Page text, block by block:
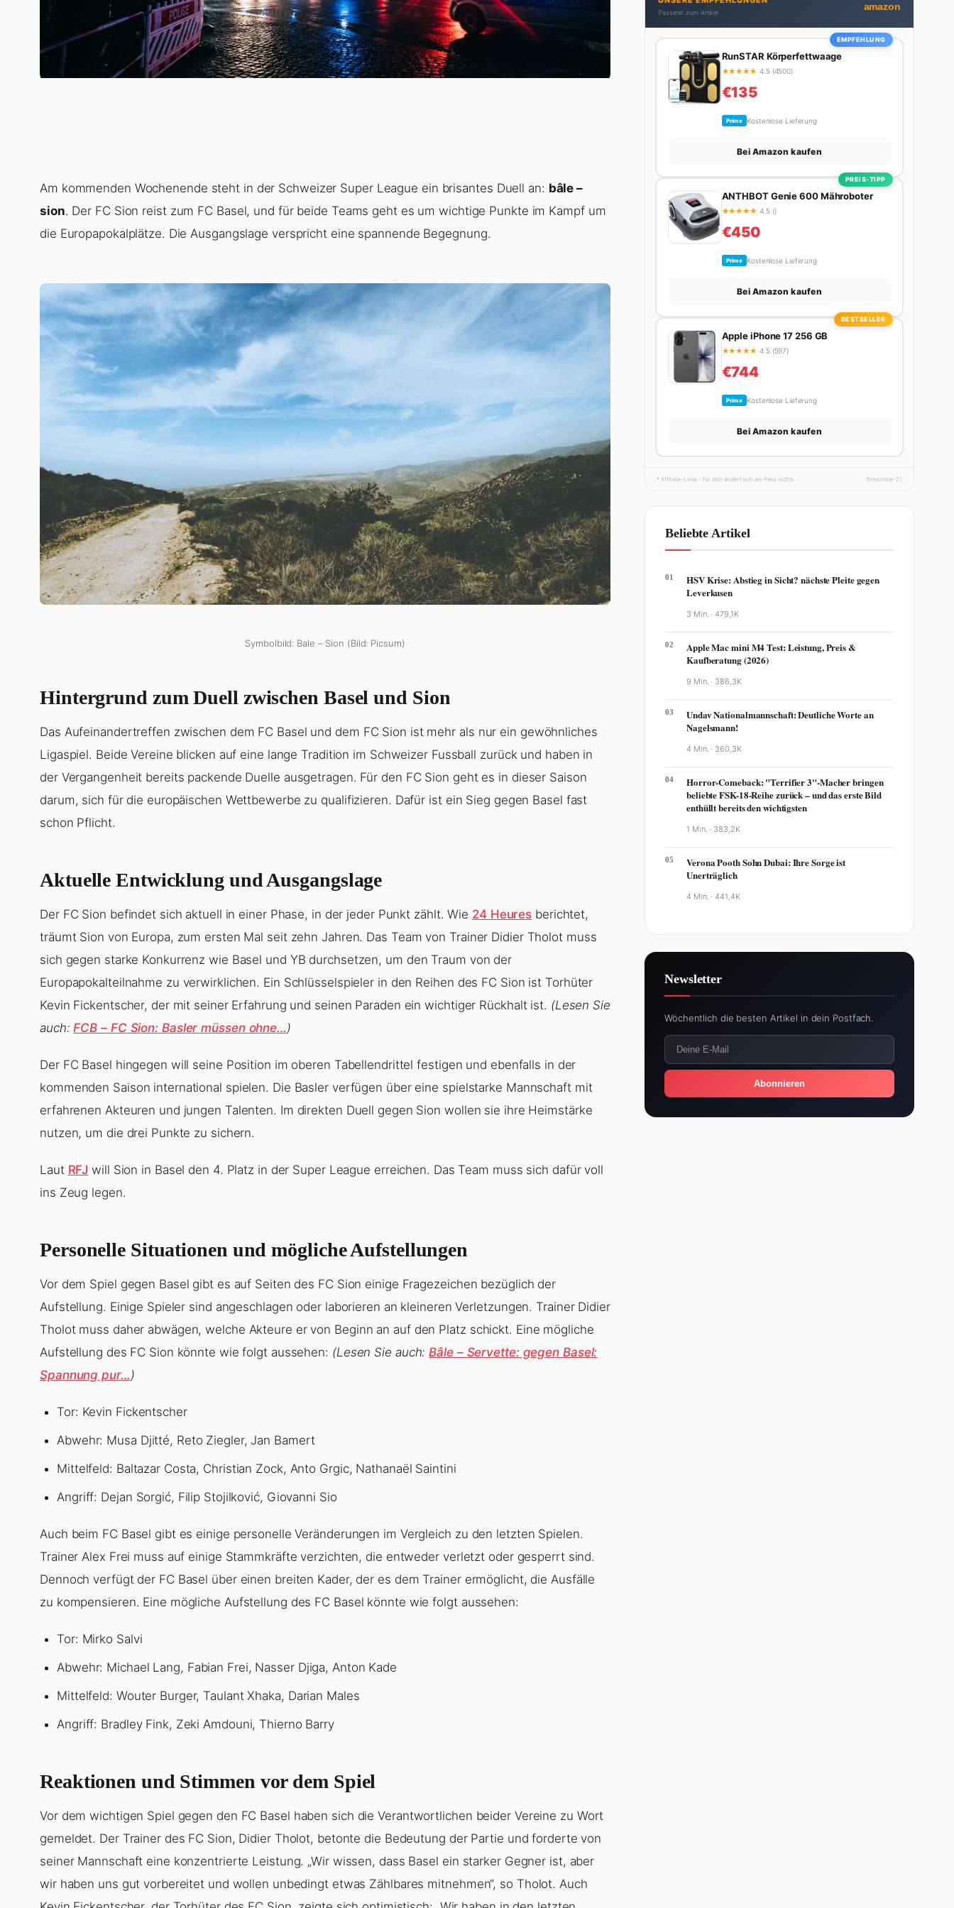
Am kommenden Wochenende steht in der Schweizer Super League ein brisantes Duell an: bâle –
sion. Der FC Sion reist zum FC Basel, und für beide Teams geht es um wichtige Punkte im Kampf um
die Europapokalplätze. Die Ausgangslage verspricht eine spannende Begegnung.
Symbolbild: Bale – Sion (Bild: Picsum)
Hintergrund zum Duell zwischen Basel und Sion
Das Aufeinandertreffen zwischen dem FC Basel und dem FC Sion ist mehr als nur ein gewöhnliches
Ligaspiel. Beide Vereine blicken auf eine lange Tradition im Schweizer Fussball zurück und haben in
der Vergangenheit bereits packende Duelle ausgetragen. Für den FC Sion geht es in dieser Saison
darum, sich für die europäischen Wettbewerbe zu qualifizieren. Dafür ist ein Sieg gegen Basel fast
schon Pflicht.
Aktuelle Entwicklung und Ausgangslage
Der FC Sion befindet sich aktuell in einer Phase, in der jeder Punkt zählt. Wie 24 Heures berichtet,
träumt Sion von Europa, zum ersten Mal seit zehn Jahren. Das Team von Trainer Didier Tholot muss
sich gegen starke Konkurrenz wie Basel und YB durchsetzen, um den Traum von der
Europapokalteilnahme zu verwirklichen. Ein Schlüsselspieler in den Reihen des FC Sion ist Torhüter
Kevin Fickentscher, der mit seiner Erfahrung und seinen Paraden ein wichtiger Rückhalt ist. (Lesen Sie
auch:FCB – FC Sion: Basler müssen ohne… )
Der FC Basel hingegen will seine Position im oberen Tabellendrittel festigen und ebenfalls in der
kommenden Saison international spielen. Die Basler verfügen über eine spielstarke Mannschaft mit
erfahrenen Akteuren und jungen Talenten. Im direkten Duell gegen Sion wollen sie ihre Heimstärke
nutzen, um die drei Punkte zu sichern.
Laut RFJ will Sion in Basel den 4. Platz in der Super League erreichen. Das Team muss sich dafür voll
ins Zeug legen.
Personelle Situationen und mögliche Aufstellungen
Vor dem Spiel gegen Basel gibt es auf Seiten des FC Sion einige Fragezeichen bezüglich der
Aufstellung. Einige Spieler sind angeschlagen oder laborieren an kleineren Verletzungen. Trainer Didier
Tholot muss daher abwägen, welche Akteure er von Beginn an auf den Platz schickt. Eine mögliche
Aufstellung des FC Sion könnte wie folgt aussehen: (Lesen Sie auch:Bâle – Servette: gegen Basel:
Spannung pur… )
Tor: Kevin Fickentscher
Abwehr: Musa Djitté, Reto Ziegler, Jan Bamert
Mittelfeld: Baltazar Costa, Christian Zock, Anto Grgic, Nathanaël Saintini
Angriff: Dejan Sorgić, Filip Stojilković, Giovanni Sio
Auch beim FC Basel gibt es einige personelle Veränderungen im Vergleich zu den letzten Spielen.
Trainer Alex Frei muss auf einige Stammkräfte verzichten, die entweder verletzt oder gesperrt sind.
Dennoch verfügt der FC Basel über einen breiten Kader, der es dem Trainer ermöglicht, die Ausfälle
zu kompensieren. Eine mögliche Aufstellung des FC Basel könnte wie folgt aussehen:
Tor: Mirko Salvi
Abwehr: Michael Lang, Fabian Frei, Nasser Djiga, Anton Kade
Mittelfeld: Wouter Burger, Taulant Xhaka, Darian Males
Angriff: Bradley Fink, Zeki Amdouni, Thierno Barry
Reaktionen und Stimmen vor dem Spiel
Vor dem wichtigen Spiel gegen den FC Basel haben sich die Verantwortlichen beider Vereine zu Wort
gemeldet. Der Trainer des FC Sion, Didier Tholot, betonte die Bedeutung der Partie und forderte von
seiner Mannschaft eine konzentrierte Leistung. „Wir wissen, dass Basel ein starker Gegner ist, aber
wir haben uns gut vorbereitet und wollen unbedingt etwas Zählbares mitnehmen“, so Tholot. Auch
Trip – sei es ein Wochenende in den Bergen, eine
Motorradtour durch die Alpen oder der jährliche
Campingtrip mit den Jungs. Sein Credo: Das Leben
ist zu kurz für langweilige Wochenenden.
Passend zum Artikel
amazon
EMPFEHLUNG
RunSTAR Körperfettwaage
★★★★★ 4.5 (4500)
€135
Prime Kostenlose Lieferung
Bei Amazon kaufen
PREIS-TIPP
ANTHBOT Genie 600 Mähroboter
★★★★★ 4.5 ()
€450
Prime Kostenlose Lieferung
Bei Amazon kaufen
BESTSELLER
Apple iPhone 17 256 GB
★★★★★ 4.5 (597)
€744
Prime Kostenlose Lieferung
Bei Amazon kaufen
* Affiliate-Links – für dich ändert sich am Preis nichts. fhmonline-21
Beliebte Artikel
01
HSV Krise: Abstieg in Sicht? nächste Pleite gegen
Leverkusen
3 Min. ·479,1K
02
Apple Mac mini M4 Test: Leistung, Preis &
Kaufberatung (2026)
9 Min. · 386,3K
03
Undav Nationalmannschaft: Deutliche Worte an
Nagelsmann!
4 Min. · 360,3K
04
Horror-Comeback: "Terrifier 3"-Macher bringen
beliebte FSK-18-Reihe zurück – und das erste Bild
enthüllt bereits den wichtigsten
1 Min. · 383,2K
05
Verona Pooth Sohn Dubai: Ihre Sorge ist
Unerträglich
4 Min. ·441,4K
Newsletter
Wöchentlich die besten Artikel in dein Postfach.
Abonnieren